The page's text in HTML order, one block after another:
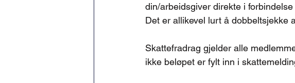
din/arbeidsgiver direkte i
Det er allikevel lurt å dobbeltsjekke
Skattefradrag gjelder alle
ikke beløpet er fylt inn i